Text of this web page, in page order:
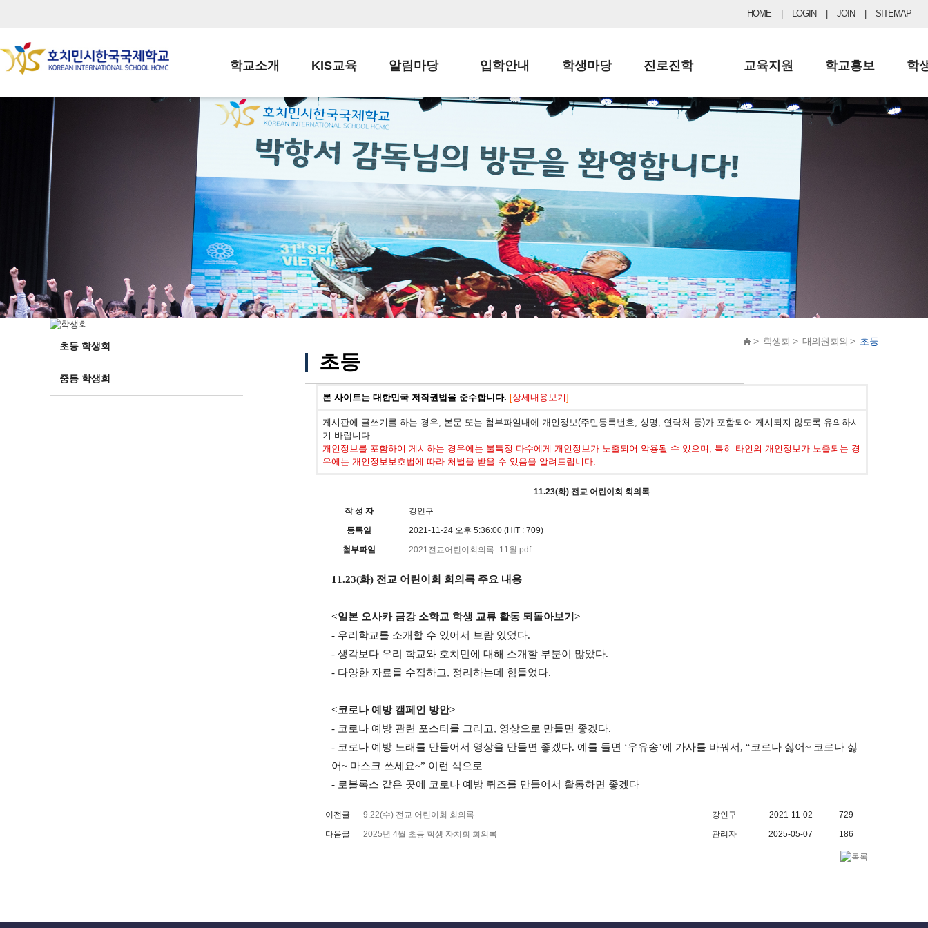
HOME LOGIN JOIN SITEMAP
학교소개
학교장인사말
학교상징
학교연혁
교직원현황
학생현황
위치/전화
전경사진
KIS교육
교육목표
학사일정
일과시간표
성과평가자료
알림마당
공지사항
납부금 안내
스쿨버스 운행 안내
급식안내
서식자료실
학부모방
정기고사 기출문제
입학안내
전-편입 서류양식
입학금/수업료
교복구입안내
학생마당
학생생활규정
학교신문
자율진로동아리
유초등 소식지
진로진학
공지사항 및 입시자료
드림레터
교육지원
행정실
학교운영위원회
학교건축기금
학교홍보
보도자료
학
초등 학생회
중등 학생회
> 학생회 > 대의원회의 > 초등
초등
본 사이트는 대한민국 저작권법을 준수합니다. [상세내용보기]
게시판에 글쓰기를 하는 경우, 본문 또는 첨부파일내에 개인정보(주민등록번호, 성명, 연락처 등)가 포함되어 게시되지 않도록 유의하시
기 바랍니다.
개인정보를 포함하여 게시하는 경우에는 불특정 다수에게 개인정보가 노출되어 악용될 수 있으며, 특히 타인의 개인정보가 노출되는 경
우에는 개인정보보호법에 따라 처벌을 받을 수 있음을 알려드립니다.
11.23(화) 전교 어린이회 회의록
작 성 자
강인구
등록일
2021-11-24 오후 5:36:00 (HIT : 709)
첨부파일
2021전교어린이회의록_11월.pdf
11.23(화) 전교 어린이회 회의록 주요 내용
<일본 오사카 금강 소학교 학생 교류 활동 되돌아보기>
- 우리학교를 소개할 수 있어서 보람 있었다.
-생각보다 우리 학교와 호치민에 대해 소개할 부분이 많았다.
- 다양한 자료를 수집하고, 정리하는데 힘들었다.
<코로나 예방 캠페인 방안>
- 코로나 예방 관련 포스터를 그리고, 영상으로 만들면 좋겠다.
- 코로나 예방 노래를 만들어서 영상을 만들면 좋겠다.예를 들면 ‘우유송’에 가사를 바꿔서 , “코로나 싫어~ 코로나 싫
어~ 마스크 쓰세요~” 이런 식으로
- 로블록스 같은 곳에 코로나 예방 퀴즈를 만들어서 활동하면 좋겠다
이전글 9.22(수) 전교 어린이회 회의록 강인구 2021-11-02
729
다음글
2025년 4월 초등 학생 자치회 회의록 관리자 2025-05-07 186